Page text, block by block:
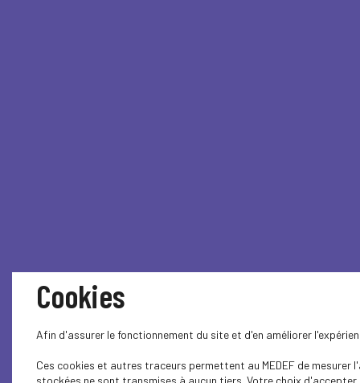
Cookies
Afin d'assurer le fonctionnement du site et d'en améliorer
Ces cookies et autres traceurs permettent au MEDEF de
stockées ne sont transmises à aucun tiers. Votre choix